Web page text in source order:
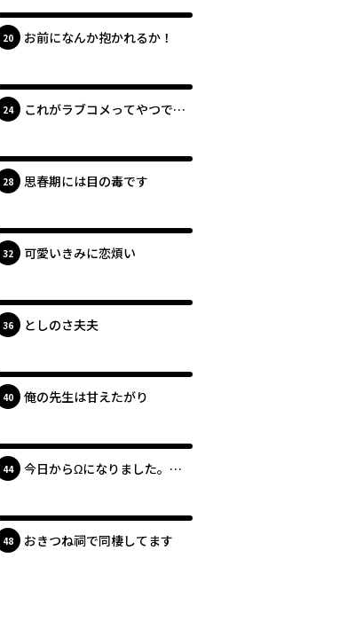
20位 お前になんか抱かれるか！
24位 これがラブコメってやつです
28位 思春期には目の毒です
32位 可愛いきみに恋煩い
36位 としのさ夫夫
40位 俺の先生は甘えたがり
44位 今日からΩになりました。安
48位 おきつね祠で同棲してます